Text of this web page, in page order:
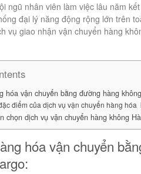
ngũ nhân viên làm việc lâu năm
đại lý năng động rộng lớn trên
vụ giao nhận vận chuyển hàng
hóa vận chuyển bằng đường hàng
điểm của dịch vụ vận chuyển hàng
chọn dịch vụ vận chuyển hàng không
hóa vận chuyển